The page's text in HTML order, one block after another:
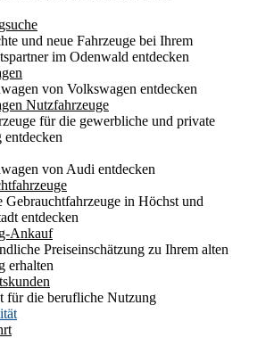
und neue Fahrzeuge bei Ihrem
im Odenwald entdecken
von Volkswagen entdecken
Nutzfahrzeuge
für die gewerbliche und private
von Audi entdecken
Gebrauchtfahrzeuge in Höchst und
entdecken
Ankauf
Preiseinschätzung zu Ihrem alten
erhalten
für die berufliche Nutzung